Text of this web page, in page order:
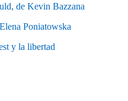
de Kevin Bazzana
Poniatowska
y la libertad